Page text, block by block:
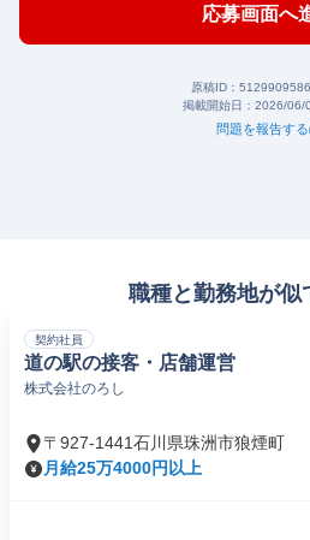
応募画面へ
原稿ID：
掲載開始日： 2026/06/
問題を報告する
職種と勤務地が似
契約社員
道の駅の接客・店舗運営
株式会社のろし
〒927-1441石川県珠洲市狼煙町
月給25万4000円以上